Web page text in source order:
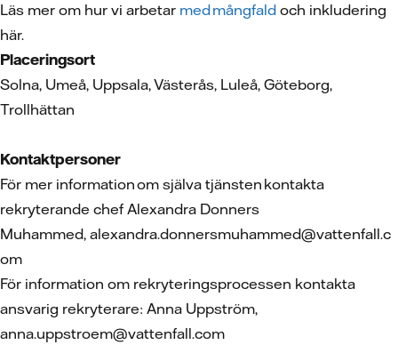
Läs mer om hur vi arbetar med mångfald och inkludering
här.
Placeringsort
Solna, Umeå, Uppsala, Västerås, Luleå, Göteborg,
Trollhättan
Kontaktpersoner
För mer information om själva tjänsten kontakta
rekryterande chef Alexandra Donners
Muhammed, alexandra.donnersmuhammed@vattenfall.c
om
För information om rekryteringsprocessen kontakta
ansvarig rekryterare: Anna Uppström,
anna.uppstroem@vattenfall.com